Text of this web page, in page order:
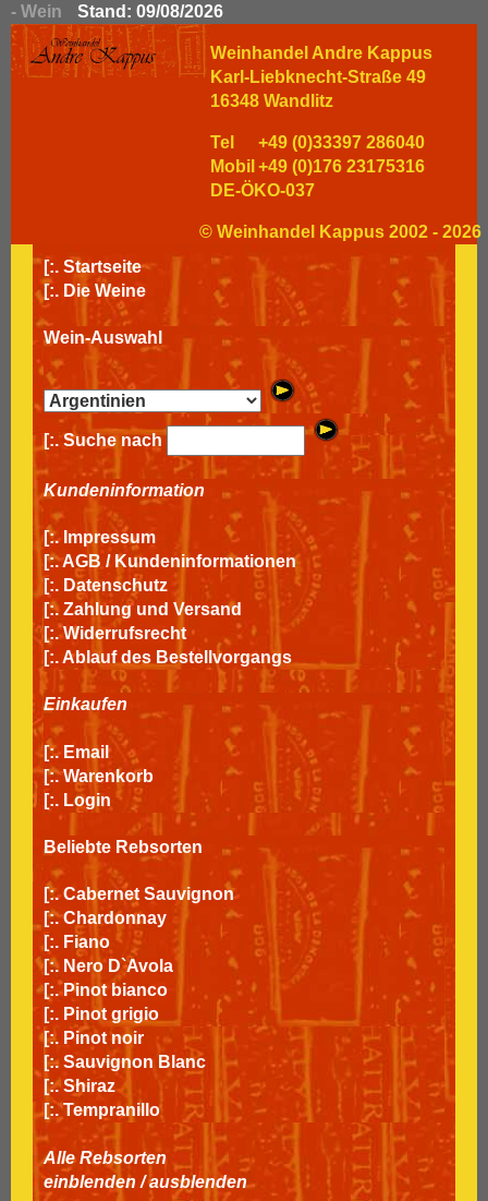
- Wein Stand: 09/08/2026
Weinhandel Andre Kappus
Karl-Liebknecht-Straße 49
16348 Wandlitz
Tel
+49 (0)33397 286040
Mobil +49 (0)176 23175316
DE-ÖKO-037
© Weinhandel Kappus 2002 - 2026
[:. Startseite
[:. Die Weine
Wein-Auswahl
[:. Suche nach
Kundeninformation
[:. Impressum
[:.AGB / Kundeninformationen
[:. Datenschutz
[:. Zahlung und Versand
[:. Widerrufsrecht
[:.Ablauf des Bestellvorgangs
Einkaufen
[:. Email
[:. Warenkorb
[:. Login
Beliebte Rebsorten
[:. Cabernet Sauvignon
[:. Chardonnay
[:. Fiano
[:. Nero D`Avola
[:. Pinot bianco
[:. Pinot grigio
[:. Pinot noir
[:. Sauvignon Blanc
[:. Shiraz
[:. Tempranillo
Alle Rebsorten
einblenden /ausblenden